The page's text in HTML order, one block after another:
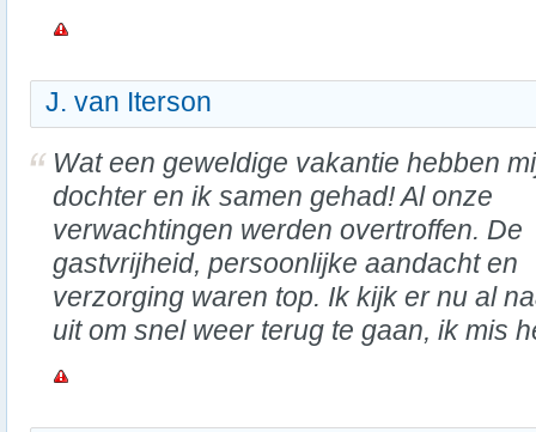
J. van Iterson
Wat een geweldige vakantie hebben
dochter en ik samen gehad! Al onze
verwachtingen werden overtroffen. De
gastvrijheid, persoonlijke aandacht en
verzorging waren top. Ik kijk er nu al
uit om snel weer terug te gaan, ik mis